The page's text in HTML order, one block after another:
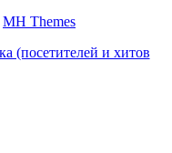
MH Themes